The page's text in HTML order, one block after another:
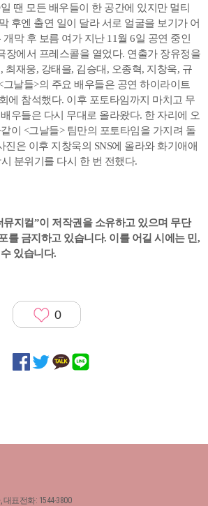
땐 모든 배우들이 한 공간에 있지만 멀티
후엔 출연 일이 달라 서로 얼굴을 보기가 어
막 후 보름 여가 지난 11월 6일 공연 중인
장에서 프레스콜을 열었다. 연출가 장유정을
최재웅, 강태을, 김승대, 오종혁, 지창욱, 규
그날들>의 주요 배우들은 공연 하이라이트
에 참석했다. 이후 포토타임까지 마치고 무
우들은 다시 무대로 올라왔다. 한 자리에 오
이 <그날들> 팀만의 포토타임을 가지려 돌
진은 이후 지창욱의 SNS에 올라와 화기애애
분위기를 다시 한 번 전했다.
지컬”이 저작권을 소유하고 있으며 무단
를 금지하고 있습니다. 이를 어길 시에는 민,
있습니다.
0
표전화: 1544-3800